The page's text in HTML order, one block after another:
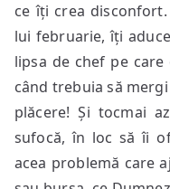
ce îți crea
lui februarie, îți
lipsa de chef pe
când trebuia să
plăcere! Și tocmai
sufocă, în loc să îi
acea problemă care